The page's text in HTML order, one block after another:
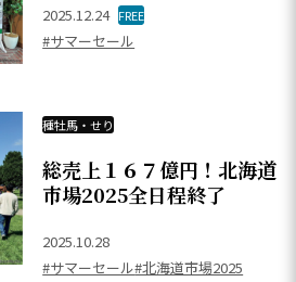
2025.12.24 FREE
#サマーセール
種牡馬・せり
総売上１６７億円！北海道
市場2025全日程終了
2025.10.28
#サマーセール#北海道市場2025